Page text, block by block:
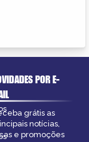
POR E-
grátis as
notícias,
e promoções